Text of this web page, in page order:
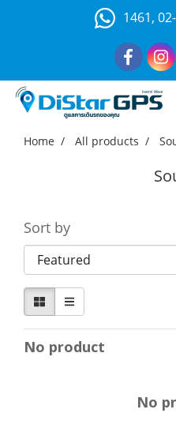
1461,
Home All products
Sort by
No product
No